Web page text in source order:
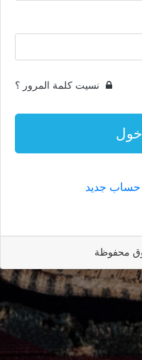
نسيت كلمة المرور ؟
حساب جديد